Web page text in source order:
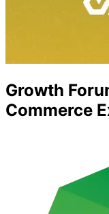
Growth
Commerce